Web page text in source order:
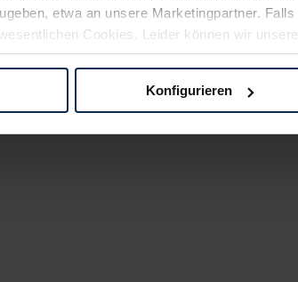
etwa an unsere Marketingpartner.
Cookies. Leider können wir
Weg zu Ihrem Neuwagen unterstützen. Sie
Konfigurieren